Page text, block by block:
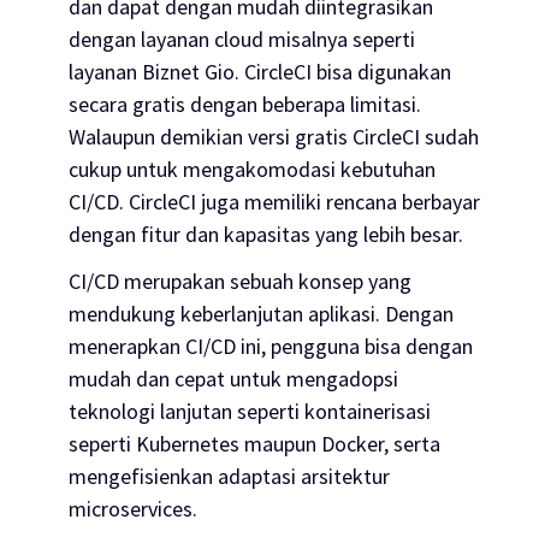
dan dapat dengan mudah diintegrasikan
dengan layanan cloud misalnya seperti
layanan Biznet Gio. CircleCI bisa digunakan
secara gratis dengan beberapa limitasi.
Walaupun demikian versi gratis CircleCI sudah
cukup untuk mengakomodasi kebutuhan
CI/CD. CircleCI juga memiliki rencana berbayar
dengan fitur dan kapasitas yang lebih besar.
CI/CD merupakan sebuah konsep yang
mendukung keberlanjutan aplikasi. Dengan
menerapkan CI/CD ini, pengguna bisa dengan
mudah dan cepat untuk mengadopsi
teknologi lanjutan seperti kontainerisasi
seperti Kubernetes maupun Docker, serta
mengefisienkan adaptasi arsitektur
microservices.